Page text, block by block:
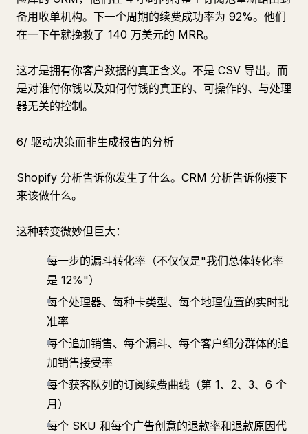
备用收单机构。下一个周期的续费成功率为 92%。他们
在一下午就挽救了 140 万美元的 MRR。
这才是拥有你客户数据的真正含义。不是 CSV 导出。而
是对谁付你钱以及如何付钱的真正的、可操作的、与处理
器无关的控制。
6/ 驱动决策而非生成报告的分析
Shopify 分析告诉你发生了什么。CRM 分析告诉你接下
来该做什么。
这种转变微妙但巨大：
每一步的漏斗转化率（不仅仅是"我们总体转化率
是 12%"）
每个处理器、每种卡类型、每个地理位置的实时批
准率
每个追加销售、每个漏斗、每个客户细分群体的追
加销售接受率
每个获客队列的订阅续费曲线（第 1、2、3、6 个
月）
每个 SKU 和每个广告创意的退款率和退款原因代